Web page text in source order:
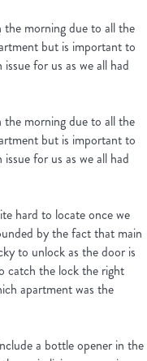
the morning due to all the
but is important to
for us as we all had
the morning due to all the
but is important to
for us as we all had
hard to locate once we
by the fact that main
to unlock as the door is
catch the lock the right
apartment was the
a bottle opener in the